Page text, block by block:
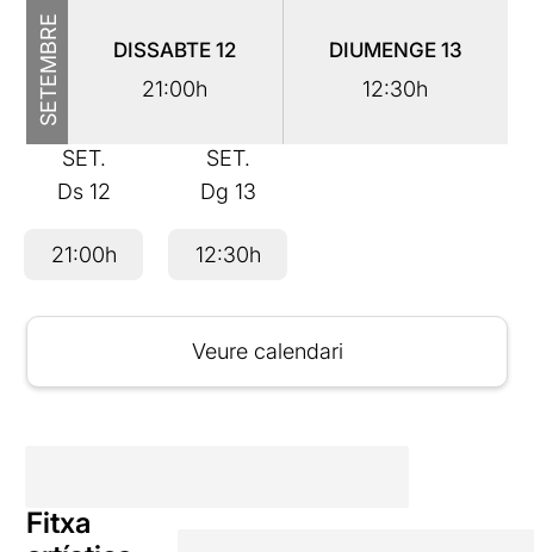
SETEMBRE DISSABTE12
21:00h
DIUMENGE 13
12:30h
SET.
Ds 12
21:00h
SET.
Dg 13
12:30h
Veure calendari
Fitxa